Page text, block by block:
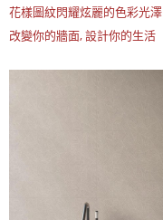
花樣圖紋閃耀炫麗的色彩光澤
改變你的牆面, 設計你的生活